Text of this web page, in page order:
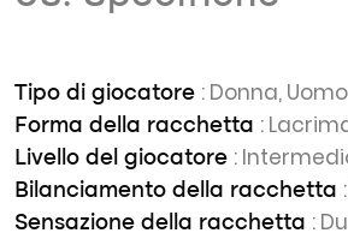
Tipo di giocatore : Donna, Uomo
Forma della racchetta :
Livello del giocatore :
Bilanciamento della racchetta
Sensazione della racchetta :